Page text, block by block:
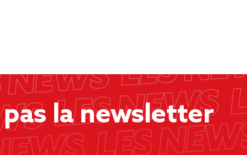
la newsletter